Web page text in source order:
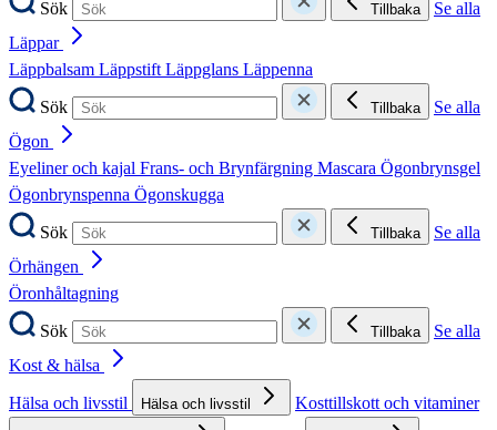
Sök
Tillbaka
Se alla
Läppar
Läppbalsam LäppstiftLäppglans Läppenna
Sök
Tillbaka
Se alla
Ögon
Eyeliner och kajal Frans- och Brynfärgning Mascara Ögonbrynsgel
Ögonbrynspenna Ögonskugga
Sök
Tillbaka
Se alla
Örhängen
Öronhåltagning
Sök
Tillbaka
Se alla
Kost & hälsa
Hälsa och livsstil
Hälsa och livsstil Kosttillskott och vitaminer